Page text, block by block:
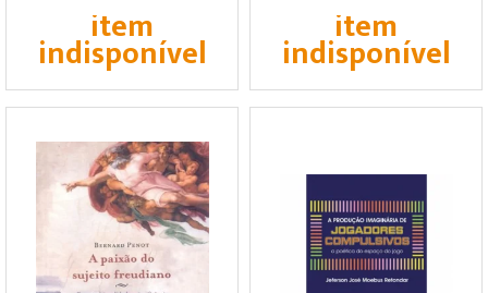
item
indisponível
item
indisponível